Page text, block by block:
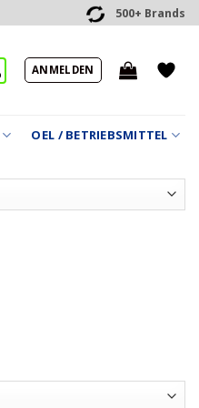
500+ Brands
ANMELDEN
OEL / BETRIEBSMITTEL